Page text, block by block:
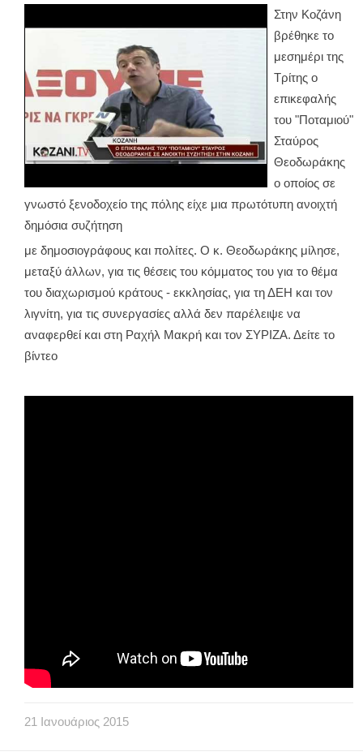
Στην Κοζάνη
βρέθηκε το
μεσημέρι της
Τρίτης ο
επικεφαλής
του "Ποταμιού"
Σταύρος
Θεοδωράκης
ο οποίος σε
γνωστό ξενοδοχείο της πόλης είχε μια πρωτότυπη ανοιχτή
δημόσια συζήτηση
με δημοσιογράφους και πολίτες. Ο κ. Θεοδωράκης μίλησε,
μεταξύ άλλων, για τις θέσεις του κόμματος του για το θέμα
του διαχωρισμού κράτους - εκκλησίας, για τη ΔΕΗ και τον
λιγνίτη, για τις συνεργασίες αλλά δεν παρέλειψε να
αναφερθεί και στη Ραχήλ Μακρή και τον ΣΥΡΙΖΑ. Δείτε το
βίντεο
21 Ιανουάριος 2015